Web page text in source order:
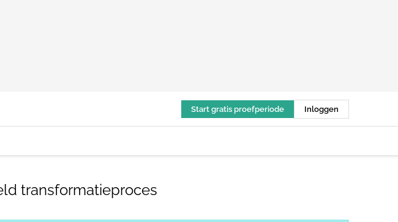
Start gratis proefperiode Inloggen
transformatieproces